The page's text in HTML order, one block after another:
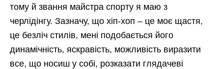
тому й звання майстра спорту я маю з
черлідінгу. Зазначу, що хіп-хоп – це моє щастя,
це безліч стилів, мені подобається його
динамічність, яскравість, можливість виразити
все, що носиш у собі, розказати глядачеві